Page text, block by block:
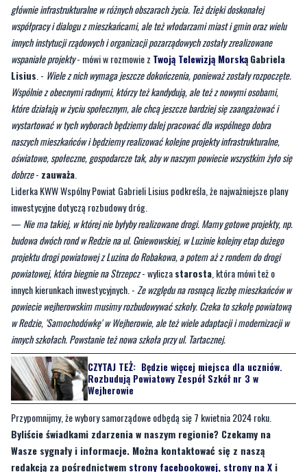
wspaniałe projekty- mówi w rozmowie zTwoją Telewizją MorskąGabriela
Lisius. -Wiele z nich wymaga jeszcze dokończenia, ponieważ zostały rozpoczęte.
Wspólnie z obecnymi radnymi, którzy też kandydują, ale też z nowymi osobami,
które działają w życiu społecznym, ale chcą jeszcze bardziej się zaangażować i
wystartować w tych wyborach będziemy dalej pracować dla wspólnego dobra
naszych mieszkańców i będziemy realizować kolejne projekty infrastrukturalne,
oświatowe, społeczne, gospodarcze tak, aby w naszym powiecie wszystkim żyło się
dobrze-zauważa.
Liderka KWW Wspólny Powiat Gabrieli Lisius podkreśla, że najważniejsze plany
inwestycyjne dotyczą rozbudowy dróg.
—Nie ma takiej, w której nie byłyby realizowane drogi. Mamy gotowe projekty, np.
budowa dwóch rond w Redzie na ul. Gniewowskiej, w Luzinie kolejny etap dużego
projektu drogi powiatowej z Luzina do Robakowa, a potem aż z rondem do drogi
powiatowej, która biegnie na Strzepcz- wyliczastarosta, która mówi też o
innych kierunkach inwestycyjnych. -Ze względu na rosnącą liczbę mieszkańców w
powiecie wejherowskim musimy rozbudowywać szkoły. Czeka to szkołę powiatową
w Redzie, 'Samochodówkę' w Wejherowie, ale też wiele adaptacji i modernizacji w
innych szkołach. Powstanie też nowa szkoła przy ul. Tartacznej.
CZYTAJ TEŻ:
Będzie więcej miejsca dla uczniów.
Rozbudują Powiatowy Zespół Szkół nr 3 w
Wejherowie
Przypomnijmy, że wybory samorządowe odbędą się 7 kwietnia 2024 roku.
Byliście świadkami zdarzenia w naszym regionie? Czekamy na
Wasze sygnały i informacje. Można kontaktować się z naszą
redakcją za pośrednictwemstrony facebookowej,strony na X
mailowo:redakcja@nadmorski24.pl. Dyżurujemy także pod
numerem telefonu 729 715 670.